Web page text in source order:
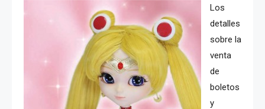
Los
detalles
sobre la
venta
de
boletos
y